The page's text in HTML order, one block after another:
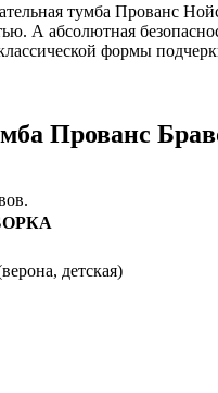
тумба Прованс
А абсолютная
формы
Прованс
детская)